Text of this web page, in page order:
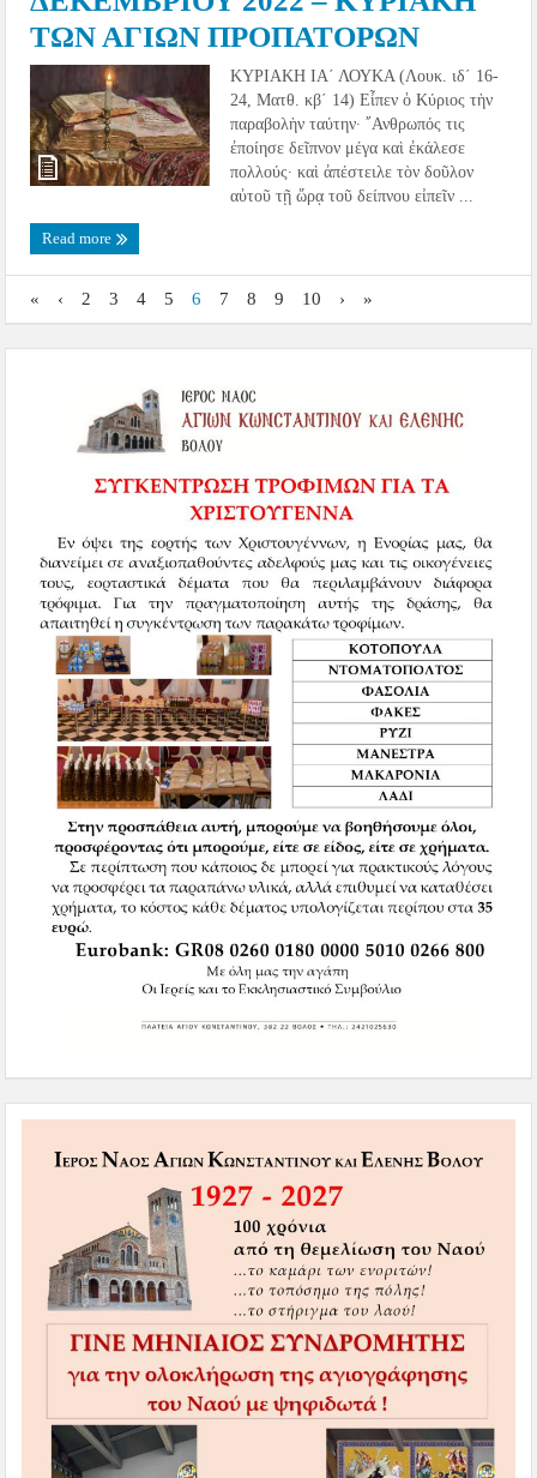
ΤΩΝ ΑΓΙΩΝ ΠΡΟΠΑΤΟΡΩΝ
ΚΥΡΙΑΚΗ ΙΑ´ ΛΟΥΚΑ (Λουκ. ιδ´ 16-
24, Ματθ. κβ´ 14) Εἶπεν ὁ Κύριος τὴν
παραβολὴν ταύτην· ῎Ανθρωπός τις
ἐποίησε δεῖπνον μέγα καὶ ἐκάλεσε
πολλούς· καὶ ἀπέστειλε τὸν δοῦλον
αὐτοῦ τῇ ὥρᾳ τοῦ δείπνου εἰπεῖν ...
Read more
« ‹ 2 3 4 5 6 7 8 9 10 › »